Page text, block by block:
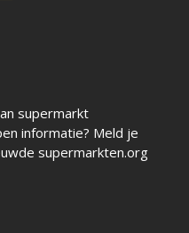
supermarkt
informatie? Meld je
supermarkten.org